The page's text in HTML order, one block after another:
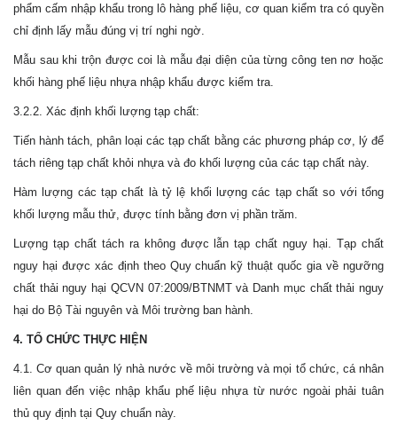
phẩm cấm nhập khẩu trong lô hàng phế liệu, cơ quan kiểm tra có quyền
chỉ định lấy mẫu đúng vị trí nghi ngờ.
Mẫu sau khi trộn được coi là mẫu đại diện của từng công ten nơ hoặc
khối hàng phế liệu nhựa nhập khẩu được kiểm tra.
3.2.2. Xác định khối lượng tạp chất:
Tiến hành tách, phân loại các tạp chất bằng các phương pháp cơ, lý để
tách riêng tạp chất khỏi nhựa và đo khối lượng của các tạp chất này.
Hàm lượng các tạp chất là tỷ lệ khối lượng các tạp chất so với tổng
khối lượng mẫu thử, được tính bằng đơn vị phần trăm.
Lượng tạp chất tách ra không được lẫn tạp chất nguy hại. Tạp chất
nguy hại được xác định theo Quy chuẩn kỹ thuật quốc gia về ngưỡng
chất thải nguy hại QCVN 07:2009/BTNMT và Danh mục chất thải nguy
hại do Bộ Tài nguyên và Môi trường ban hành.
4. TỔ CHỨC THỰC HIỆN
4.1. Cơ quan quản lý nhà nước về môi trường và mọi tổ chức, cá nhân
liên quan đến việc nhập khẩu phế liệu nhựa từ nước ngoài phải tuân
thủ quy định tại Quy chuẩn này.